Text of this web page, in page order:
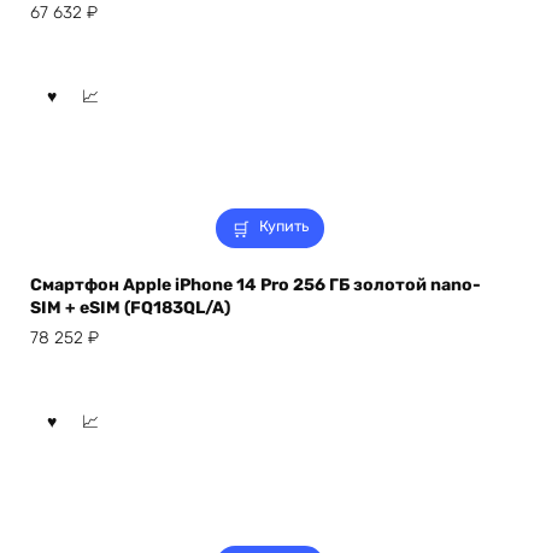
67 632 ₽
Купить
Смартфон Apple iPhone 14 Pro 256 ГБ золотой nano-
SIM + eSIM (FQ183QL/A)
78 252 ₽